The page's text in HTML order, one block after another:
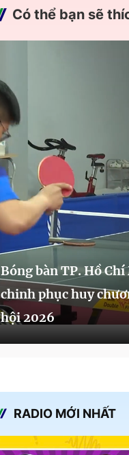
Có thể bạn sẽ
Bóng bàn TP. Hồ
chinh phục huy
hội 2026
RADIO MỚI NHẤT